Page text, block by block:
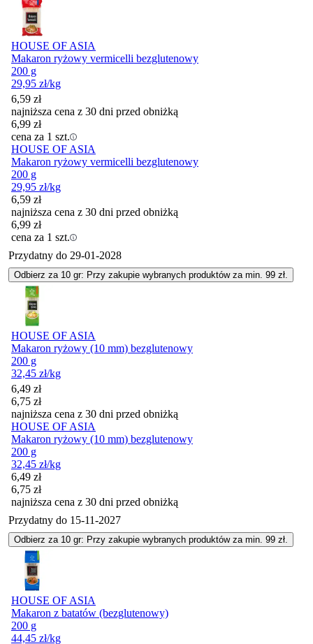
HOUSE OF ASIA
Makaron ryżowy vermicelli bezglutenowy
200 g
29,95 zł/kg
6,59 zł
najniższa cena z 30 dni przed obniżką
6,99 zł
cena za 1 szt.
HOUSE OF ASIA
Makaron ryżowy vermicelli bezglutenowy
200 g
29,95 zł/kg
6,59 zł
najniższa cena z 30 dni przed obniżką
6,99 zł
cena za 1 szt.
Przydatny do 29-01-2028
Odbierz za 10 gr: Przy zakupie wybranych produktów za min. 99 zł.
HOUSE OF ASIA
Makaron ryżowy (10 mm) bezglutenowy
200 g
32,45 zł/kg
Cena promocyjna
6,49 zł
6,75 zł
najniższa cena z 30 dni przed obniżką
HOUSE OF ASIA
Makaron ryżowy (10 mm) bezglutenowy
200 g
32,45 zł/kg
Cena promocyjna
6,49 zł
6,75 zł
najniższa cena z 30 dni przed obniżką
Przydatny do 15-11-2027
Odbierz za 10 gr: Przy zakupie wybranych produktów za min. 99 zł.
HOUSE OF ASIA
Makaron z batatów (bezglutenowy)
200 g
44,45 zł/kg